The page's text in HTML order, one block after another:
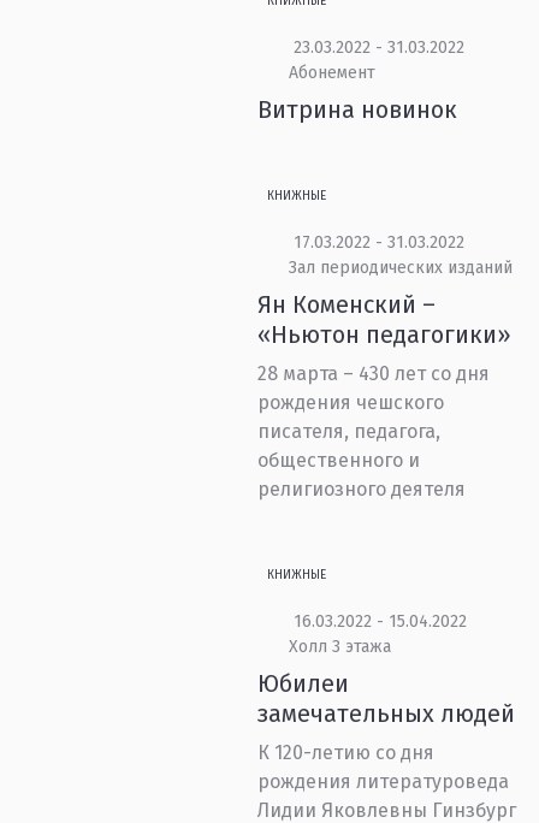
23.03.2022 - 31.03.2022
Абонемент
Витрина новинок
КНИЖНЫЕ
17.03.2022 - 31.03.2022
Зал периодических изданий
Ян Коменский –
«Ньютон педагогики»
28 марта – 430 лет со дня
рождения чешского
писателя, педагога,
общественного и
религиозного деятеля
КНИЖНЫЕ
16.03.2022 - 15.04.2022
Холл 3 этажа
Юбилеи
замечательных людей
К 120-летию со дня
рождения литературоведа
Лидии Яковлевны Гинзбург